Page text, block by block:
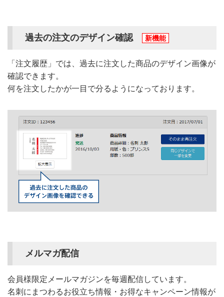
過去の注文のデザイン確認 新機能
「注文履歴」では、過去に注文した商品のデザイン画像が
確認できます。
何を注文したかが一目で分るようになっております。
メルマガ配信
会員様限定メールマガジンを毎週配信しています。
名刺にまつわるお役立ち情報・お得なキャンペーン情報が